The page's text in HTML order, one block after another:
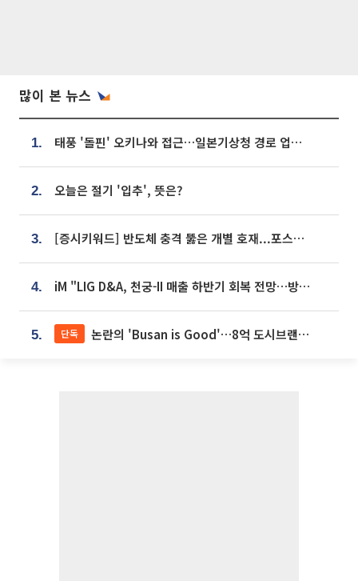
많이 본 뉴스
1. 태풍 '돌핀' 오키나와 접근…일본기상청 경로 업데이트
2. 오늘은 절기 '입추', 뜻은?
3. [증시키워드] 반도체 충격 뚫은 개별 호재...포스코퓨처엠·에코프로·한화솔루션 '눈길'
4. iM "LIG D&A, 천궁-II 매출 하반기 회복 전망…방산 톱픽 유지"
5. 단독 논란의 'Busan is Good'…8억 도시브랜드, 용산 대통령실 CI 업체가 수행